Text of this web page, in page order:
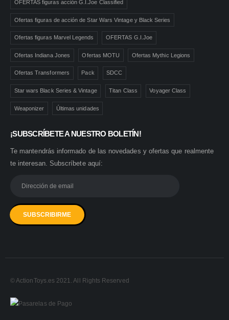
OFERTAS figuras acción G.I.Joe Classified
Ofertas figuras de acción de Star Wars Vintage y Black Series
Ofertas figuras Marvel Legends OFERTAS G.I.Joe
Ofertas Indiana Jones Ofertas MOTU Ofertas Mythic Legions
Ofertas Transformers Pack SDCC
Star wars Black Series & Vintage Titan Class Voyager Class
Weaponizer Últimas unidades
¡SUBSCRÍBETE A NUESTRO BOLETÍN!
Te mantendrás informado de las novedades y ofertas que realmente
te interesan. Subscríbete aquí:
© ActionToys.es 2021. All Rights Reserved